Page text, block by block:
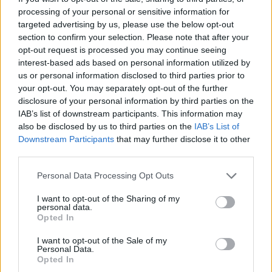
processing of your personal or sensitive information for
targeted advertising by us, please use the below opt-out
section to confirm your selection. Please note that after your
opt-out request is processed you may continue seeing
interest-based ads based on personal information utilized by
us or personal information disclosed to third parties prior to
your opt-out. You may separately opt-out of the further
disclosure of your personal information by third parties on the
IAB’s list of downstream participants. This information may
also be disclosed by us to third parties on the IAB’s List of
Downstream Participants that may further disclose it to other
Please note that this website/app uses one or more Google
not limited to your visit or usage behaviour. You may click to
grant or deny consent to Google and its third-party tags to
use your data for below specified purposes in below Google
consent section.
Personal Data Processing Opt Outs
I want to opt-out of the Sharing of my
personal data.
Opted In
I want to opt-out of the Sale of my
Personal Data.
Opted In
προώθηση προϊόντων μέσω Instagram. Η σχέση
τους έχει πλέον απογειωθεί και το ζευγάρι θέλει να
περνάει συνέχεια χρόνο μαζί. «Όμορφέ μου άντρα,
υπέροχε» του έγραψε η Μαρία σε μια φωτογραφία
του στο Instagram κι εκείνος της απάντησε
αποκαλώντας την αγάπη μου και βάζοντας στο
σχόλιό του μια καρδoύλα και μια φλόγα!
βγήκε και μίλησε για τον νέο άντρα στη ζωή της.
να κοιτάζονται στα μάτια υπό τους ήχους του
τραγουδιού της Μαρίνας Λάμπρου «Χάνομαι στο
κενό». Μαρία και Γιώργος κάνουν ήδη σχέδια για το
κοινό τους μέλλον που αρχικά περιλαμβάνει μια
σειρά από ταξίδια στο εξωτερικό.